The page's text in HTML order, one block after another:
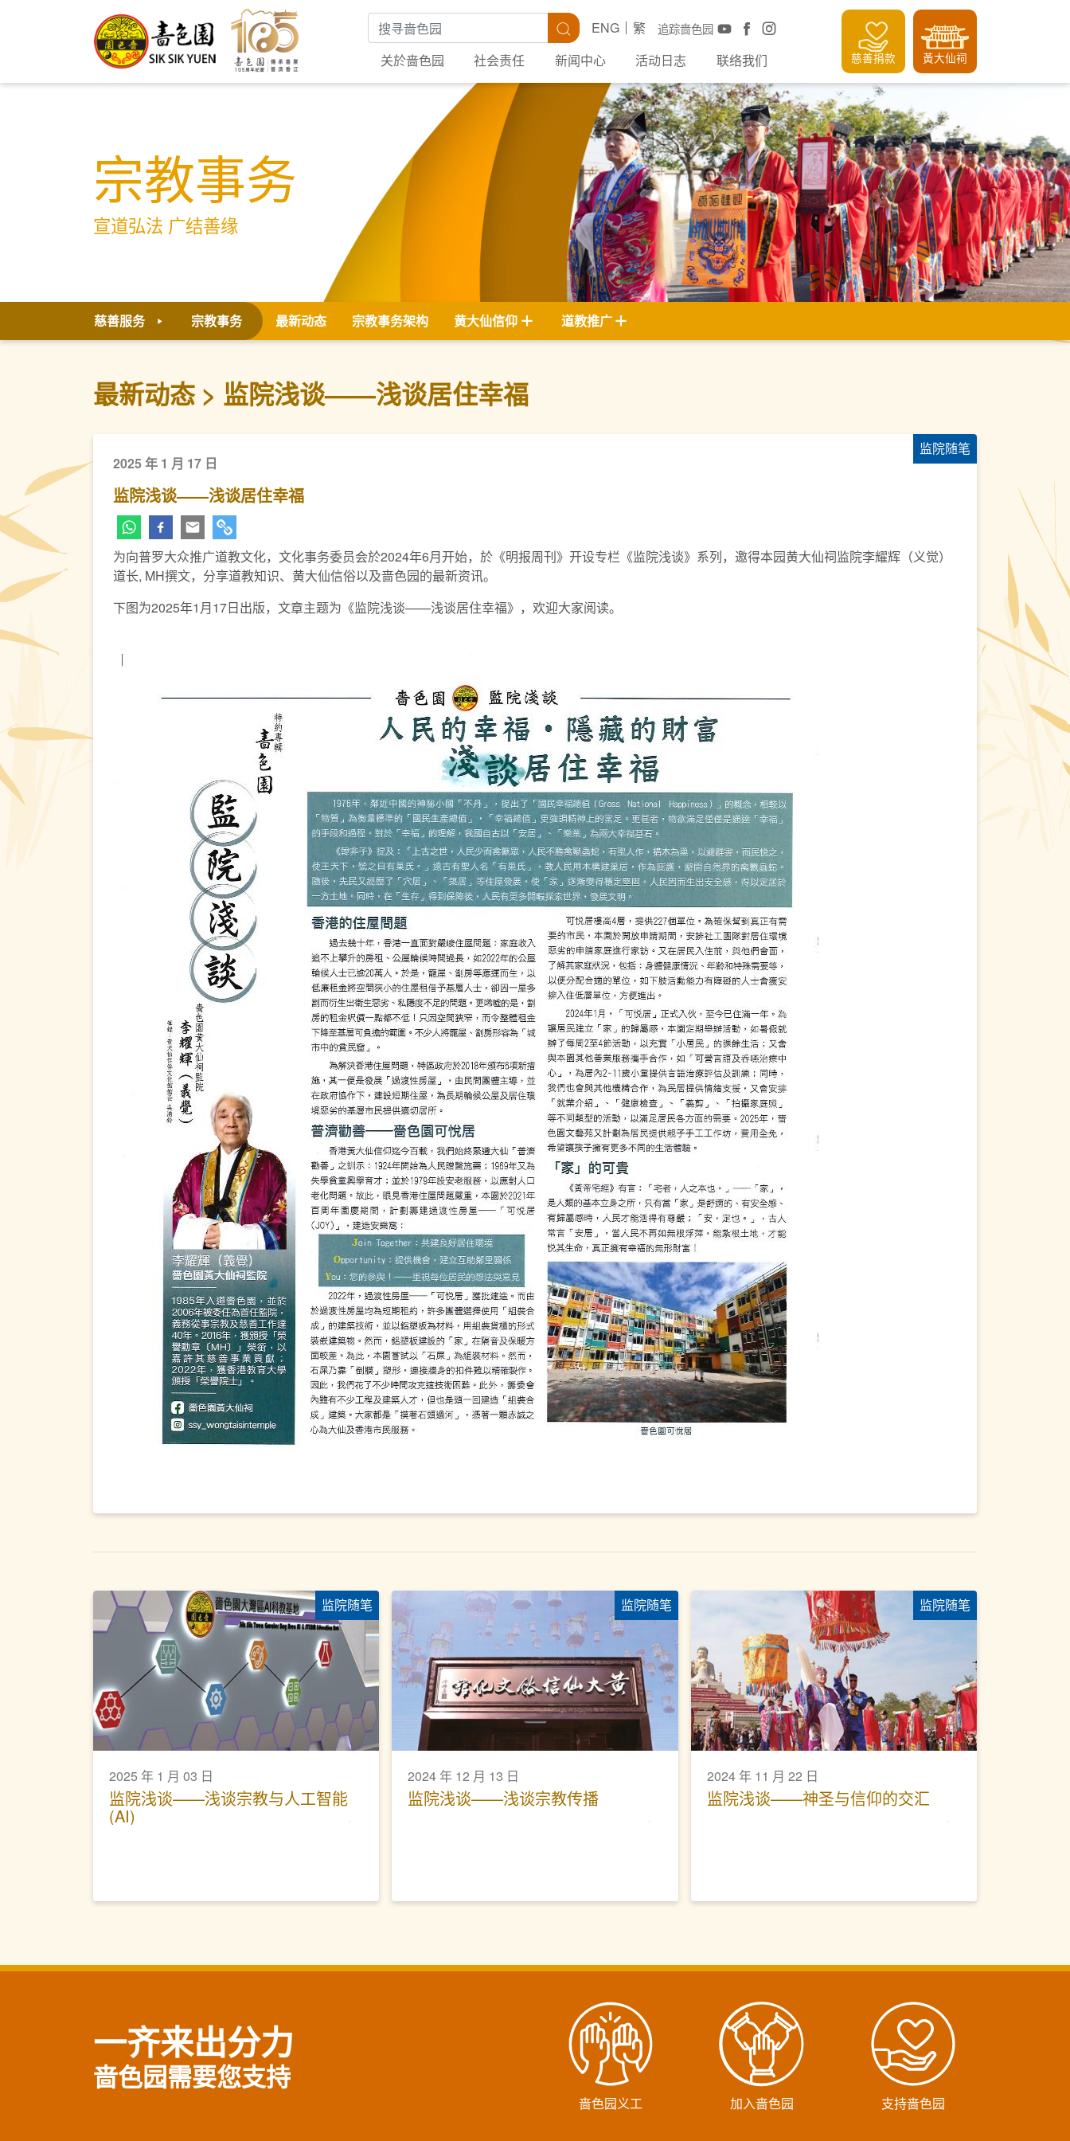
搜寻关键字 搜寻 追踪啬色园
ENG
繁
关於啬色园
社会责任 新闻中心 活动日志 联络我们 慈善捐款 黃大仙祠
宗教事务
宣道弘法 广结善缘
慈善服务 宗教事务 最新动态 宗教事务架构 黄大仙信仰 道教推广
最新动态 监院浅谈——浅谈居住幸福
监院随笔
2025 年 1 月 17 日
监院浅谈——浅谈居住幸福
为向普罗大众推广道教文化，文化事务委员会於2024年6月开始，於《明报周刊》开设专栏《监院浅谈》系列，邀得本园黄大仙祠监院李耀辉（义觉）
道长, MH撰文，分享道教知识、黄大仙信俗以及啬色园的最新资讯。
下图为2025年1月17日出版，文章主题为《监院浅谈——浅谈居住幸福》，欢迎大家阅读。
监院随笔
2025 年 1 月 03 日
监院浅谈——浅谈宗教与人工智能
(AI)
监院随笔
2024 年 12 月 13 日
监院浅谈——浅谈宗教传播
监院随笔
2024 年 11 月 22 日
监院浅谈——神圣与信仰的交汇
一齐来出分力
啬色园需要您支持
啬色园义工 加入啬色园 支持啬色园